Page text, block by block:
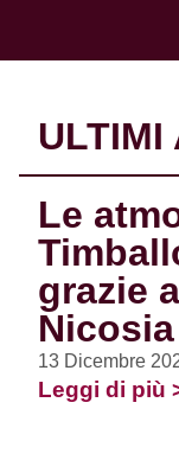
ULTIMI
Le
grazie
Nicosia
13 Dicembre
Leggi di più